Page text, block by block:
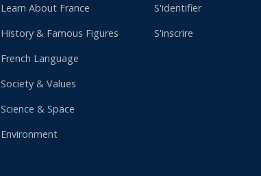
Learn About France
History & Famous Figures
French Language
Society & Values
Science & Space
Environment
S'identifier
S'inscrire